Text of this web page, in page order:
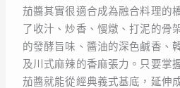
茄醬其實很適合成為融合料理的
了收汁、炒香、慢燉、打泥的骨
的發酵旨味、醬油的深色鹹香、
及川式麻辣的香麻張力。只要掌
茄醬就能從經典義式基底，延伸